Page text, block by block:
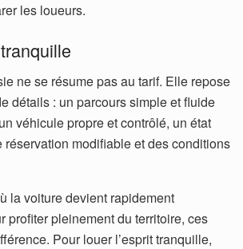
les loueurs.
ne se résume pas au tarif. Elle repose
détails : un parcours simple et fluide
véhicule propre et contrôlé, un état
réservation modifiable et des conditions
la voiture devient rapidement
profiter pleinement du territoire, ces
Pour louer l’esprit tranquille,